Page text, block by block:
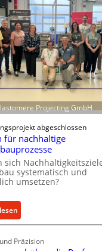
t
f
o
m
w
e
i
t
e
r
e
P
a
r
s
N
o
w
f
ü
h
r
t
A
k
a
f
Projecting GmbH
abgeschlossen
für nachhaltige
sich
systematisch und
umsetzen?
:
M
t
Präzision